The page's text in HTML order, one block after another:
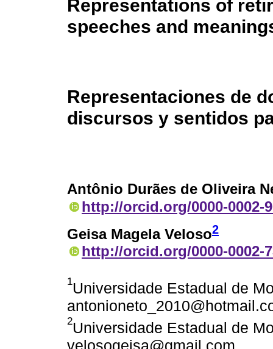
Representations of
speeches and
Representaciones de
discursos y sentidos
Antônio Durães de Oliveira
http://orcid.org/0000-0002-
Geisa Magela Veloso2
http://orcid.org/0000-0002-
1Universidade Estadual de
2Universidade Estadual de
velosogeisa@gmail.com